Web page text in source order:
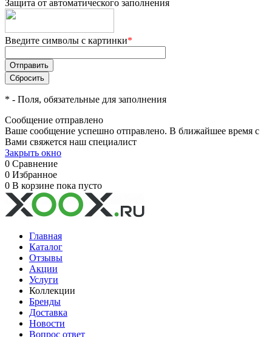
Защита от автоматического заполнения
Введите символы с картинки*
* - Поля, обязательные для заполнения
Сообщение отправлено
Ваше сообщение успешно отправлено. В ближайшее время с
Вами свяжется наш специалист
Закрыть окно
0 Сравнение
0 Избранное
0 В корзине пока пусто
Главная
Каталог
Отзывы
Акции
Услуги
Коллекции
Бренды
Доставка
Новости
Вопрос ответ